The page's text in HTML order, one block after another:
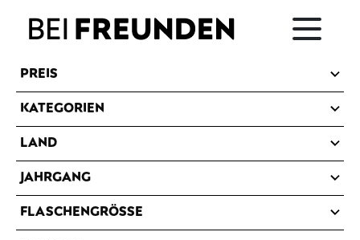
PREIS
KATEGORIEN
LAND
JAHRGANG
FLASCHENGRÖSSE